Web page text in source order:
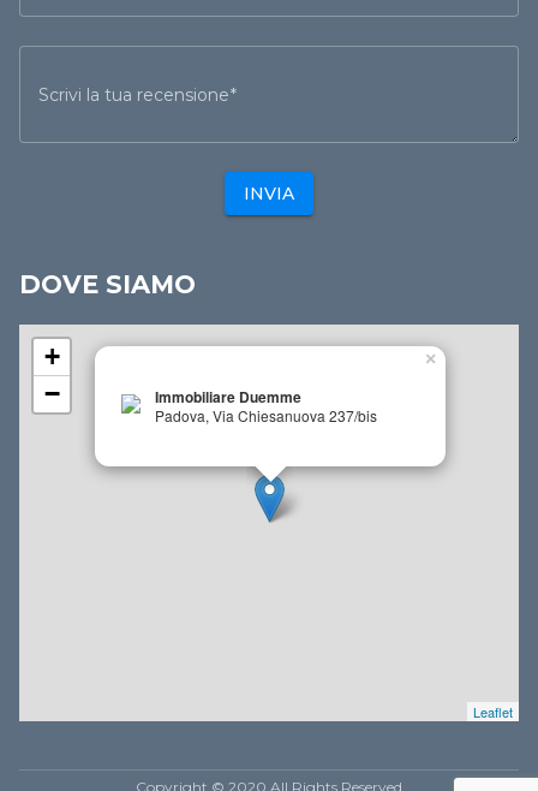
Scrivi la tua recensione
INVIA
DOVE SIAMO
Immobiliare Duemme
Padova, Via Chiesanuova 237/bis
×
+
−
Leaflet
Copyright © 2020 All Rights Reserved